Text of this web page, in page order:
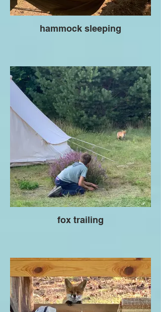
hammock sleeping
fox trailing